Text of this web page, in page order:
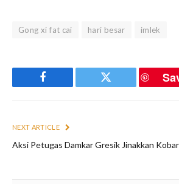
Gong xi fat cai hari besar imlek
Facebook Twitter
NEXT ARTICLE
Aksi Petugas Damkar Gresik Jinakkan